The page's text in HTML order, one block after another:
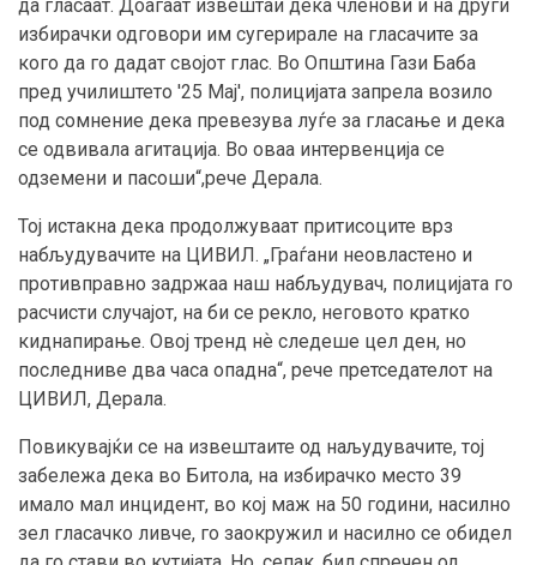
да гласаат. Доаѓаат извештаи дека членови и на други
избирачки одговори им сугерирале на гласачите за
кого да го дадат својот глас. Во Општина Гази Баба
пред училиштето '25 Мај', полицијата запрела возило
под сомнение дека превезува луѓе за гласање и дека
се одвивала агитација. Во оваа интервенција се
одземени и пасоши“,рече Дерала.
Тој истакна дека продолжуваат притисоците врз
набљудувачите на ЦИВИЛ. „Граѓани неовластено и
противправно задржаа наш набљудувач, полицијата го
расчисти случајот, на би се рекло, неговото кратко
киднапирање. Овој тренд нѐ следеше цел ден, но
последниве два часа опадна“, рече претседателот на
ЦИВИЛ, Дерала.
Повикувајќи се на извештаите од наљудувачите, тој
забележа дека во Битола, на избирачко место 39
имало мал инцидент, во кој маж на 50 години, насилно
зел гласачко ливче, го заокружил и насилно се обидел